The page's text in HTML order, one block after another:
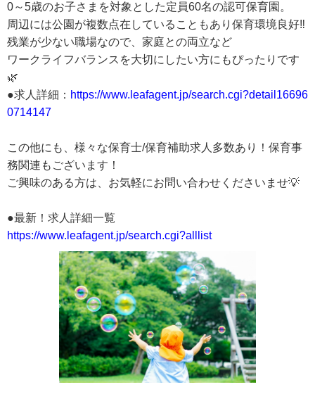
0～5歳のお子さまを対象とした定員60名の認可保育園。
周辺には公園が複数点在していることもあり保育環境良好‼
残業が少ない職場なので、家庭との両立など
ワークライフバランスを大切にしたい方にもぴったりです
🌿
●求人詳細： https://www.leafagent.jp/search.cgi?detail16696
0714147
この他にも、様々な保育士/保育補助求人多数あり！保育事
務関連もございます！
ご興味のある方は、お気軽にお問い合わせくださいませ💡
●最新！求人詳細一覧
https://www.leafagent.jp/search.cgi?alllist